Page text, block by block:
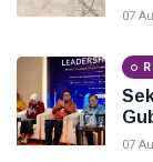
07
07